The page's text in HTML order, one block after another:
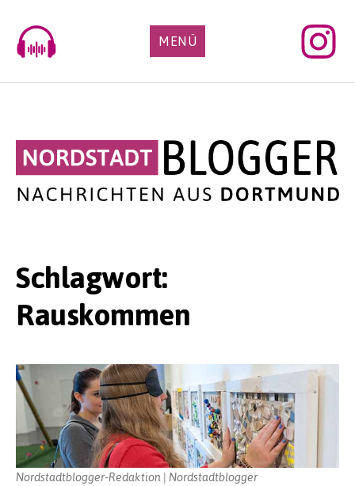
content
MENÜ
Schlagwort:
Rauskommen
Nordstadtblogger-Redaktion | Nordstadtblogger